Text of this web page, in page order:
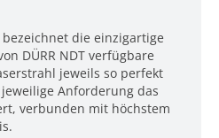
bezeichnet die einzigartige
DÜRR NDT verfügbare
jeweils so perfekt
Anforderung das
verbunden mit höchstem